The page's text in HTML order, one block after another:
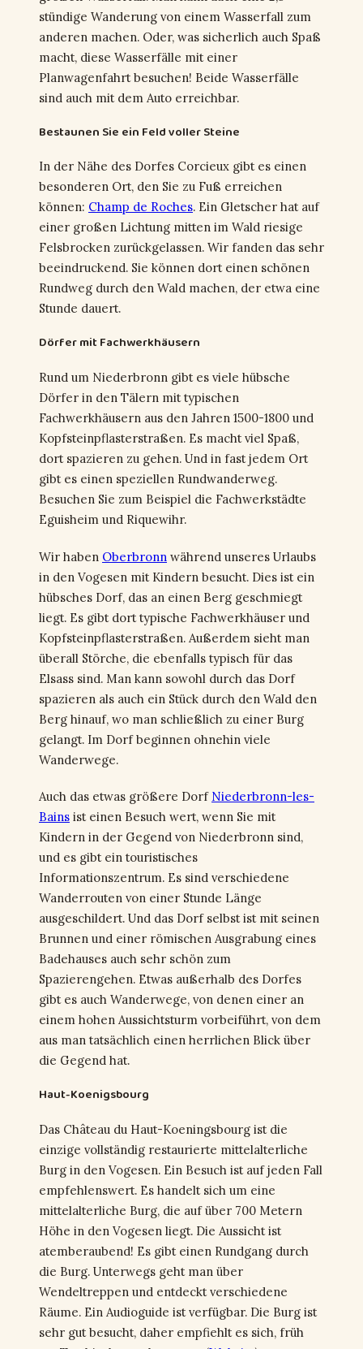
stündige Wanderung von einem Wasserfall zum
anderen machen. Oder, was sicherlich auch Spaß
macht, diese Wasserfälle mit einer
Planwagenfahrt besuchen! Beide Wasserfälle
sind auch mit dem Auto erreichbar.
Bestaunen Sie ein Feld voller Steine
In der Nähe des Dorfes Corcieux gibt es einen
besonderen Ort, den Sie zu Fuß erreichen
können: Champ de Roches. Ein Gletscher hat auf
einer großen Lichtung mitten im Wald riesige
Felsbrocken zurückgelassen. Wir fanden das sehr
beeindruckend. Sie können dort einen schönen
Rundweg durch den Wald machen, der etwa eine
Stunde dauert.
Dörfer mit Fachwerkhäusern
Rund um Niederbronn gibt es viele hübsche
Dörfer in den Tälern mit typischen
Fachwerkhäusern aus den Jahren 1500-1800 und
Kopfsteinpflasterstraßen. Es macht viel Spaß,
dort spazieren zu gehen. Und in fast jedem Ort
gibt es einen speziellen Rundwanderweg.
Besuchen Sie zum Beispiel die Fachwerkstädte
Eguisheim und Riquewihr.
Wir haben Oberbronn während unseres Urlaubs
in den Vogesen mit Kindern besucht. Dies ist ein
hübsches Dorf, das an einen Berg geschmiegt
liegt. Es gibt dort typische Fachwerkhäuser und
Kopfsteinpflasterstraßen. Außerdem sieht man
überall Störche, die ebenfalls typisch für das
Elsass sind. Man kann sowohl durch das Dorf
spazieren als auch ein Stück durch den Wald den
Berg hinauf, wo man schließlich zu einer Burg
gelangt. Im Dorf beginnen ohnehin viele
Wanderwege.
Auch das etwas größere Dorf Niederbronn-les-
Bains ist einen Besuch wert, wenn Sie mit
Kindern in der Gegend von Niederbronn sind,
und es gibt ein touristisches
Informationszentrum. Es sind verschiedene
Wanderrouten von einer Stunde Länge
ausgeschildert. Und das Dorf selbst ist mit seinen
Brunnen und einer römischen Ausgrabung eines
Badehauses auch sehr schön zum
Spazierengehen. Etwas außerhalb des Dorfes
gibt es auch Wanderwege, von denen einer an
einem hohen Aussichtsturm vorbeiführt, von dem
aus man tatsächlich einen herrlichen Blick über
die Gegend hat.
Haut-Koenigsbourg
Das Château du Haut-Koeningsbourg ist die
einzige vollständig restaurierte mittelalterliche
Burg in den Vogesen. Ein Besuch ist auf jeden Fall
empfehlenswert. Es handelt sich um eine
mittelalterliche Burg, die auf über 700 Metern
Höhe in den Vogesen liegt. Die Aussicht ist
atemberaubend! Es gibt einen Rundgang durch
die Burg. Unterwegs geht man über
Wendeltreppen und entdeckt verschiedene
Räume. Ein Audioguide ist verfügbar. Die Burg ist
sehr gut besucht, daher empfiehlt es sich, früh